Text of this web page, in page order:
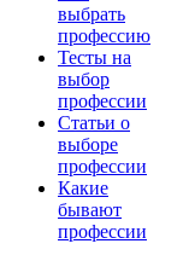
выбрать
профессию
Тесты на
выбор
профессии
Статьи о
выборе
профессии
Какие
бывают
профессии